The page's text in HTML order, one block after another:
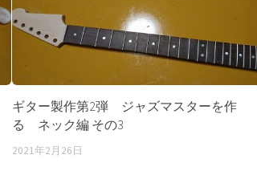
ギター製作第2弾 ジャズマスターを作
る ネック編 その3
2021年2月26日